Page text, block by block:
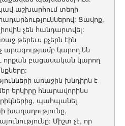
աշխարհում տեղի
Ցավոք,
չեն հանդարտվել:
թերեւս քչերն էին
արագությամբ կարող են
որքան բացասական կարող
առաջին խնդիրն է
երկիրը հնարավորինս
պահպանել
խաղաղությունը,
Միշտ չէ, որ